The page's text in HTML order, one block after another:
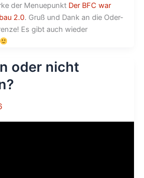
der Menuepunkt Der BFC war
2.0. Gruß und Dank an die Oder-
Es gibt auch wieder
oder nicht